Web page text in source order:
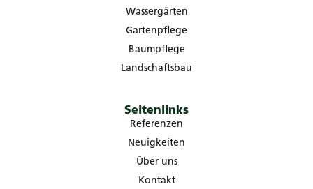
Wassergärten
Gartenpflege
Baumpflege
Landschaftsbau
Seitenlinks
Referenzen
Neuigkeiten
Über uns
Kontakt